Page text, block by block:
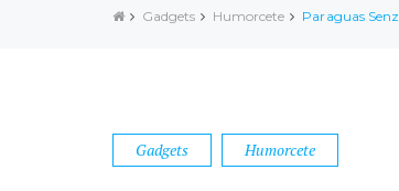
Gadgets Humorcete Paraguas Senz
Gadgets Humorcete